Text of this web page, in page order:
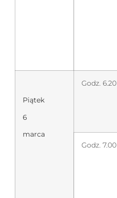
Piątek
6
marca
Godz. 6.20
Godz. 7.00